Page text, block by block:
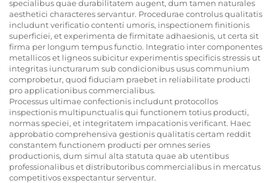
specialibus quae durabilitatem augent, dum tamen naturales
aesthetici characteres servantur. Procedurae controlus qualitatis
includunt verificatio contenti umoris, inspectionem finitionis
superficiei, et experimenta de firmitate adhaesionis, ut certa sit
firma per longum tempus functio. Integratio inter componentes
metallicos et ligneos subicitur experimentis specificis stressis ut
integritas iuncturarum sub condicionibus usus communium
comprobetur, quod fiduciam praebet in reliabilitate producti
pro applicationibus commercialibus.
Processus ultimae confectionis includunt protocollos
inspectionis multipunctualis qui functionem totius producti,
normas speciei, et integritatem impacationis verificant. Haec
approbatio comprehensiva gestionis qualitatis certam reddit
constantem functionem producti per omnes series
productionis, dum simul alta statuta quae ab utentibus
professionalibus et distributoribus commercialibus in mercatus
competitivos exspectantur serventur.